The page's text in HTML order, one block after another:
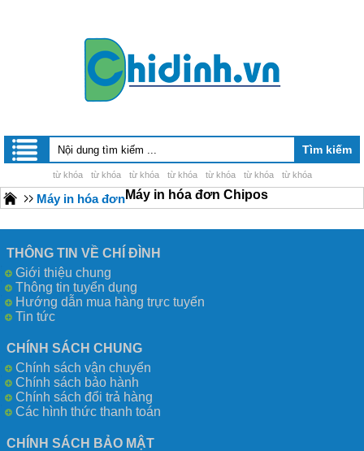
từ khóa từ khóa từ khóa từ khóa từ khóa từ khóa từ khóa
Máy in hóa đơnMáy in hóa đơn Chipos
THÔNG TIN VỀ CHÍ ĐÌNH
Giới thiệu chung
Thông tin tuyển dụng
Hướng dẫn mua hàng trực tuyến
Tin tức
CHÍNH SÁCH CHUNG
Chính sách vận chuyển
Chính sách bảo hành
Chính sách đổi trả hàng
Các hình thức thanh toán
CHÍNH SÁCH BẢO MẬT